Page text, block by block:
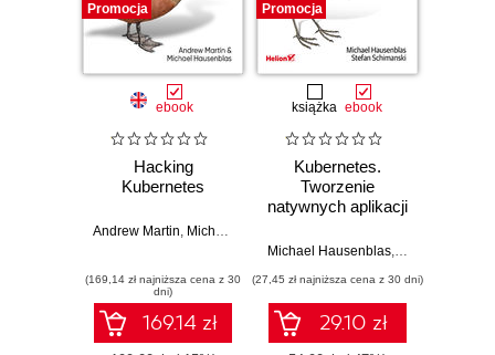
Promocja
ebook
Hacking
Kubernetes
Andrew Martin Michael Hausenblas
(169,14 zł najniższa cena z 30
dni)
169.14 zł
Promocja
książka ebook
Kubernetes.
Tworzenie
natywnych aplikacji
chmurze
Michael Hausenblas,
(27,45 zł najniższa cena z 30 dni)
29.10 zł